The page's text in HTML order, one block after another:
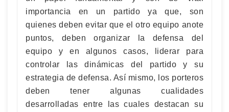
importancia en un partido ya que, son
quienes deben evitar que el otro equipo anote
puntos, deben organizar la defensa del
equipo y en algunos casos, liderar para
controlar las dinámicas del partido y su
estrategia de defensa. Así mismo, los porteros
deben tener algunas cualidades
desarrolladas entre las cuales destacan su